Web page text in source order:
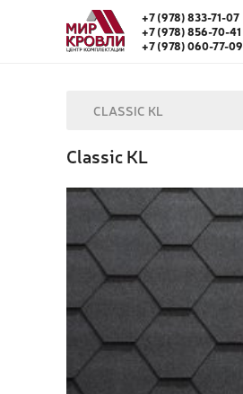
+7 (978) 833-71-07
+7 (978) 856-70-41
+7 (978) 060-77-09
CLASSIC KL
Classic KL